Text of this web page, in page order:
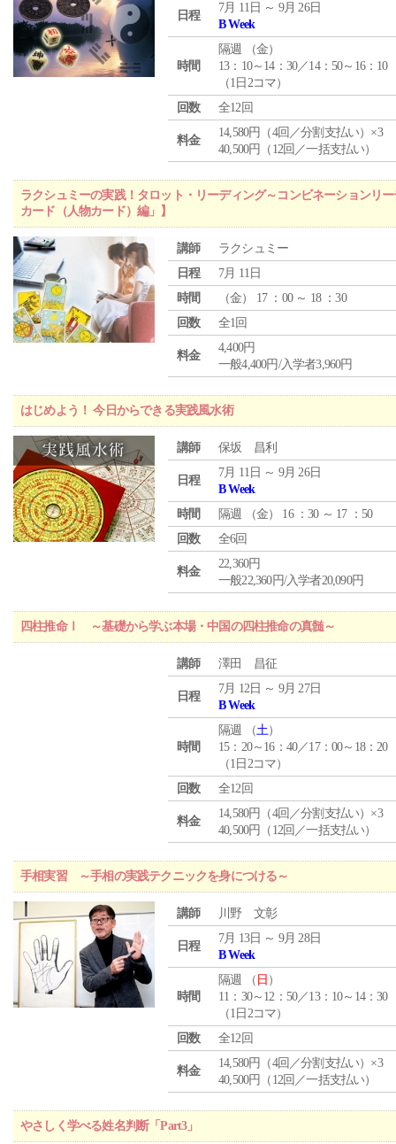
日程
7月 11日 ～ 9月 26日
B Week
時間
隔週 （金）
13：10～14：30／14：50～16：10
（1日2コマ）
回数
全12回
料金
14,580円（4回／分割支払い）×3
40,500円（12回／一括支払い）
ラクシュミーの実践！タロット・リーディング～コンビネーションリ
カード（人物カード）編」】
講師
ラクシュミー
日程
7月 11日
時間
（金） 17 ：00 ～ 18 ：30
回数
全1回
料金
4,400円
一般4,400円/入学者3,960円
はじめよう！ 今日からできる実践風水術
講師 保坂 昌利
日程
7月 11日 ～ 9月 26日
B Week
時間
隔週 （金） 16 ：30 ～ 17 ：50
回数
全6回
料金
22,360円
一般22,360円/入学者20,090円
四柱推命Ⅰ ～基礎から学ぶ本場・中国の四柱推命の真髄～
講師 澤田 昌征
日程
7月 12日 ～ 9月 27日
B Week
時間
隔週 （土）
15：20～16：40／17：00～18：20
（1日2コマ）
回数
全12回
料金
14,580円（4回／分割支払い）×3
40,500円（12回／一括支払い）
手相実習 ～手相の実践テクニックを身につける～
講師 川野 文彰
日程
7月 13日 ～ 9月 28日
B Week
時間
隔週 （ 日 ）
11：30～12：50／13：10～14：30
（1日2コマ）
回数
全12回
料金
14,580円（4回／分割支払い）×3
40,500円（12回／一括支払い）
やさしく学べる姓名判断「Part3」